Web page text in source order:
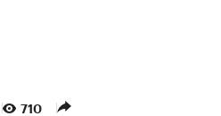
710